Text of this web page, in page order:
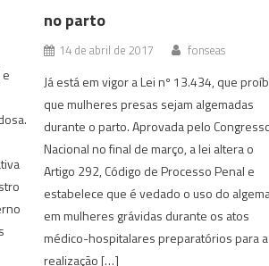
no parto
14 de abril de 2017 fonseas
Já está em vigor a Lei nº 13.434, que
que mulheres presas sejam algemadas
durante o parto. Aprovada pelo
Nacional no final de março, a lei altera o
Artigo 292, Código de Processo Penal e
estabelece que é vedado o uso do
em mulheres grávidas durante os atos
médico-hospitalares preparatórios para a
realização […]